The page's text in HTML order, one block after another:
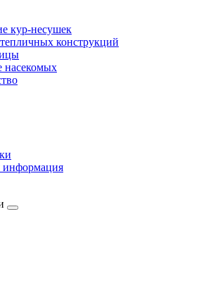
кур-несушек
конструкций
насекомых
информация